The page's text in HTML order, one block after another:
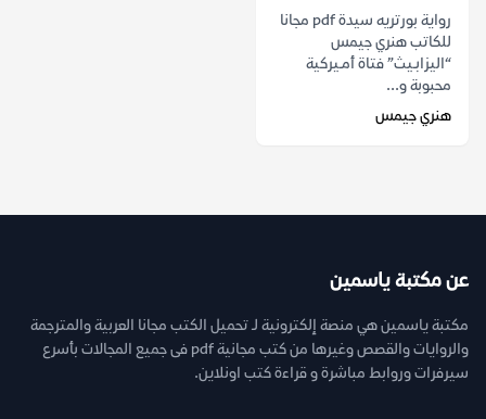
رواية بورتريه سيدة pdf مجانا
للكاتب هنري جيمس
“اليزابـيث” فتاة أمـيركية
محبوبة و...
هنري جيمس
عن مكتبة ياسمين
مكتبة ياسمين هي منصة إلكترونية لـ تحميل الكتب مجانا العربية والمترجمة
والروايات والقصص وغيرها من كتب مجانية pdf فى جميع المجالات بأسرع
سيرفرات وروابط مباشرة و قراءة كتب اونلاين.